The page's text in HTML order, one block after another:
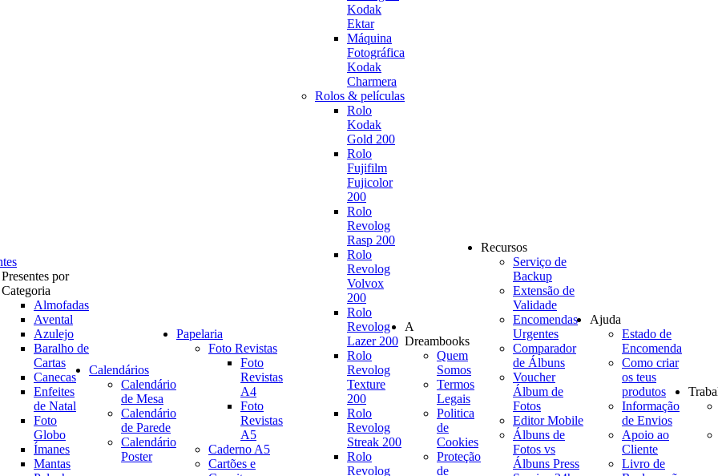
Presentes por
Categoria
Almofadas
Avental
Azulejo
Baralho de
Cartas
Canecas
Enfeites
de Natal
Foto
Globo
Ímanes
Mantas
Calendários
Calendário
de Mesa
Calendário
de Parede
Calendário
Poster
Papelaria
Foto Revistas
Foto
Revistas
A4
Foto
Revistas
A5
Caderno A5
Cartões e
Kodak
Ektar
Máquina
Fotográfica
Kodak
Charmera
Rolos & películas
Rolo
Kodak
Gold 200
Rolo
Fujifilm
Fujicolor
200
Rolo
Revolog
Rasp 200
Rolo
Revolog
Volvox
200
Rolo
Revolog
Lazer 200
Rolo
Revolog
Texture
200
Rolo
Revolog
Streak 200
Rolo
Revolog
A
Dreambooks
Quem
Somos
Termos
Legais
Politica
de
Cookies
Proteção
de
Recursos
Serviço de
Backup
Extensão de
Validade
Encomendas
Urgentes
Comparador
de Álbuns
Voucher
Álbum de
Fotos
Editor Mobile
Álbuns de
Fotos vs
Álbuns Press
Ajuda
Estado de
Encomenda
Como criar
os teus
produtos
Informação
de Envios
Apoio ao
Cliente
Livro de